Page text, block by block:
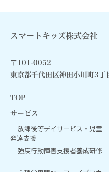
スマートキッズ株式会社
〒101-0052
東京都千代田区神田小川町3
TOP
サービス
放課後等デイサービス・児童
発達支援
強度行動障害支援者養成研修